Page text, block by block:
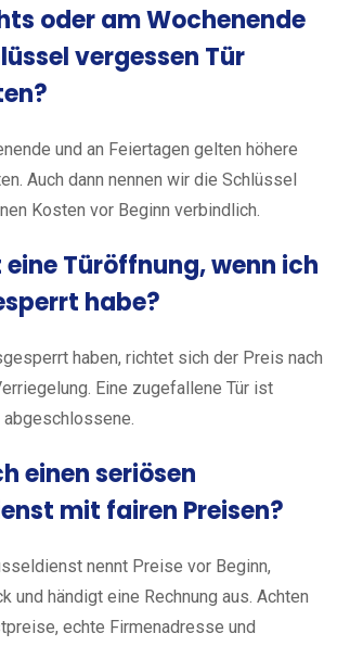
oder am Wochenende
vergessen Tür
und an Feiertagen gelten höhere
Auch dann nennen wir die Schlüssel
Kosten vor Beginn verbindlich.
Türöffnung, wenn ich
habe?
haben, richtet sich der Preis nach
Eine zugefallene Tür ist
einen seriösen
mit fairen Preisen?
nennt Preise vor Beginn,
und händigt eine Rechnung aus. Achten
echte Firmenadresse und